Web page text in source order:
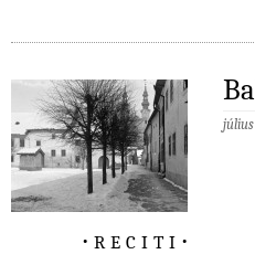
‧ r e c i t i ‧